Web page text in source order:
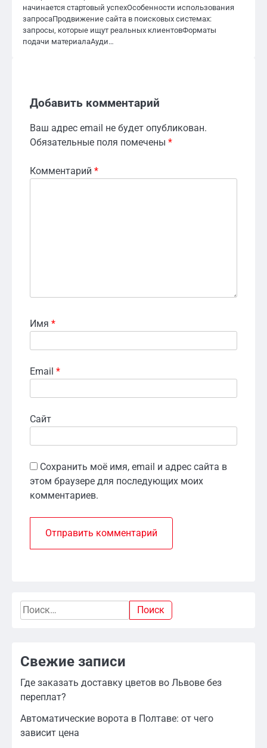
начинается стартовый успехОсобенности использования
запросаПродвижение сайта в поисковых системах:
запросы, которые ищут реальных клиентовФорматы
подачи материалаАуди…
Добавить комментарий
Ваш адрес email не будет опубликован.
Обязательные поля помечены *
Комментарий *
Имя *
Email *
Сайт
Сохранить моё имя, email и адрес сайта в
этом браузере для последующих моих
комментариев.
Найти:
Свежие записи
Где заказать доставку цветов во Львове без
переплат?
Автоматические ворота в Полтаве: от чего
зависит цена